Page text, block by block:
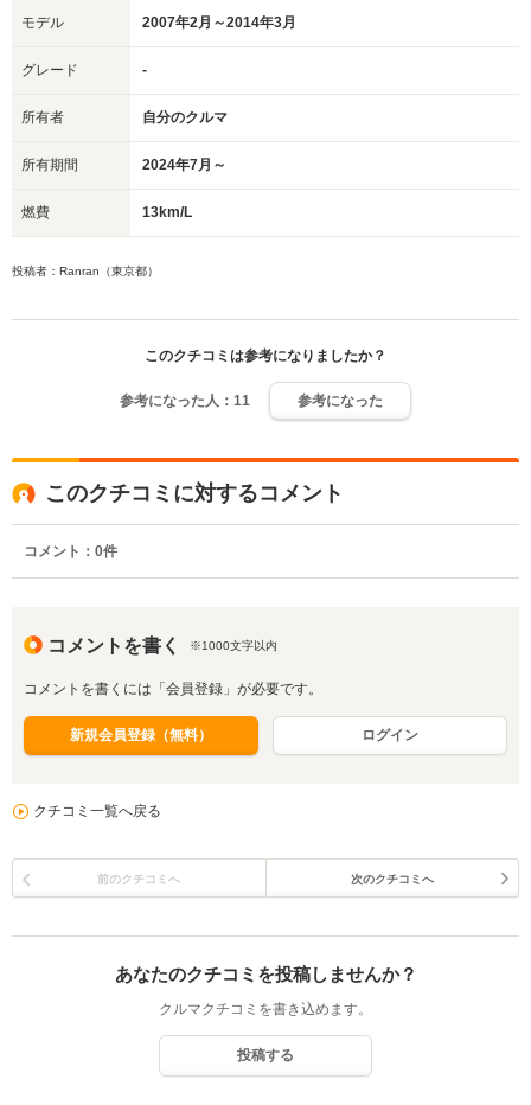
モデル 2007年2月～2014年3月
グレード -
所有者 自分のクルマ
所有期間 2024年7月～
燃費 13km/L
投稿者：Ranran（東京都）
このクチコミは参考になりましたか？
参考になった人： 11 参考になった
このクチコミに対するコメント
コメント： 0件
コメントを書く ※1000文字以内
コメントを書くには「会員登録」が必要です。
新規会員登録（無料） ログイン
クチコミ一覧へ戻る
前のクチコミへ 次のクチコミへ
あなたのクチコミを投稿しませんか？
クルマクチコミを書き込めます。
投稿する